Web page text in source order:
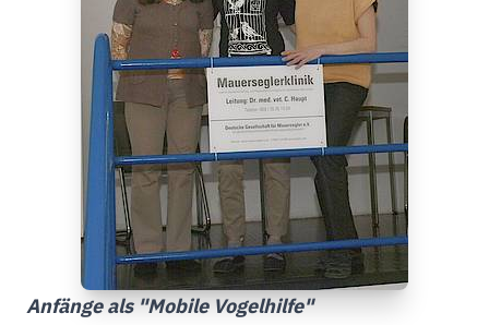
Anfänge als "Mobile Vogelhilfe"